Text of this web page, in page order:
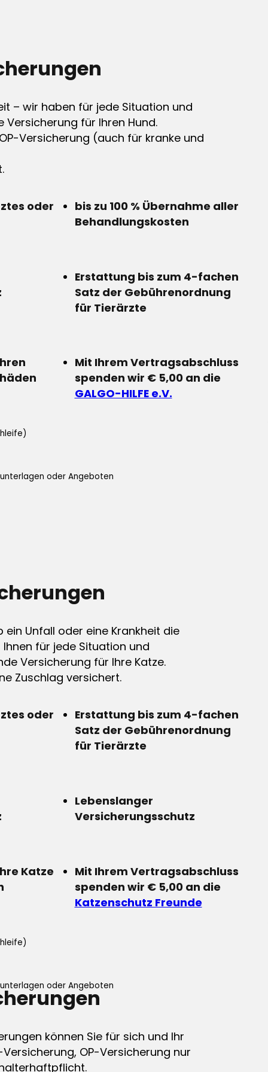
– wir haben für jede Situation und
Versicherung für Ihren Hund.
Versicherung (auch für kranke und
oder
bis zu 100 % Übernahme aller
Behandlungskosten
Erstattung bis zum 4-fachen
Satz der Gebührenordnung
für Tierärzte
Mit Ihrem Vertragsabschluss
spenden wir € 5,00 an die
GALGO-HILFE e.V.
oder Angeboten
Unfall oder eine Krankheit die
für jede Situation und
Versicherung für Ihre Katze.
Zuschlag versichert.
oder
Erstattung bis zum 4-fachen
Satz der Gebührenordnung
für Tierärzte
Lebenslanger
Versicherungsschutz
Katze
Mit Ihrem Vertragsabschluss
spenden wir € 5,00 an die
Katzenschutz Freunde
oder Angeboten
können Sie für sich und Ihr
OP-Versicherung nur